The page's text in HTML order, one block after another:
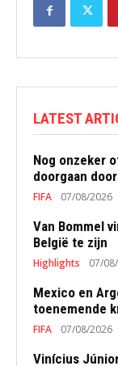
LATEST
Nog onzeker
doorgaan
FIFA 07/08/2026
Van Bommel
België te zijn
Highlights 07/
Mexico en
toenemende
FIFA 07/08/2026
Vinícius